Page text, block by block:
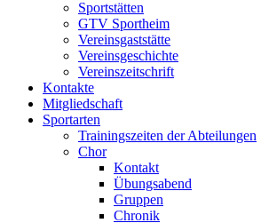
Sportstätten
GTV Sportheim
Vereinsgaststätte
Vereinsgeschichte
Vereinszeitschrift
Kontakte
Mitgliedschaft
Sportarten
Trainingszeiten der Abteilungen
Chor
Kontakt
Übungsabend
Gruppen
Chronik